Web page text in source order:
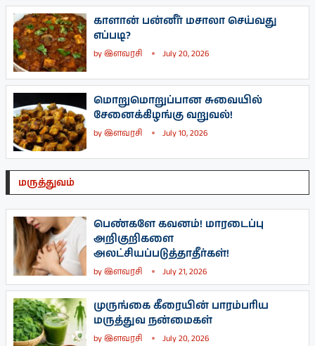
காளான் பன்னீர் மசாலா செய்வது
எப்படி?
byஇளவரசி July 20, 2026
மொறுமொறுப்பான சுவையில்
சேனைக்கிழங்கு வறுவல்!
byஇளவரசி July 10, 2026
மருத்துவம்
பெண்களே கவனம்! மாரடைப்பு
அறிகுறிகளை
அலட்சியப்படுத்தாதீர்கள்!
byஇளவரசி July 21, 2026
முருங்கை கீரையின் பாரம்பரிய
மருத்துவ நன்மைகள்
byஇளவரசி July 20, 2026